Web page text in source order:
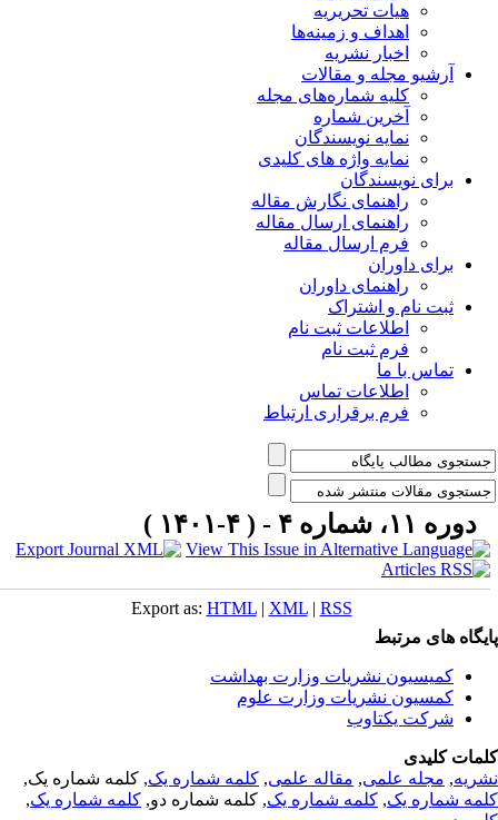
هیات تحریریه
اهداف و زمینه‌ها
اخبار نشریه
آرشیو مجله و مقالات
کلیه شماره‌های مجله
آخرین شماره
نمایه نویسندگان
نمایه واژه های کلیدی
برای نویسندگان
راهنمای نگارش مقاله
راهنمای ارسال مقاله
فرم ارسال مقاله
برای داوران
راهنمای داوران
ثبت نام و اشتراک
اطلاعات ثبت نام
فرم ثبت نام
تماس با ما
اطلاعات تماس
فرم برقراری ارتباط
دوره ۱۱، شماره ۴ - ( ۴-۱۴۰۱ )
Export as:HTML |XML|RSS
های مرتبط
کمیسیون نشریات وزارت بهداشت
کمسیون نشریات وزارت علوم
شرکت یکتاوب
کلیدی
,مجله علمی, مقاله علمی, کلمه شماره یک, کلمه شماره یک,
شماره یک,کلمه شماره یک, کلمه شماره دو,کلمه شماره یک,